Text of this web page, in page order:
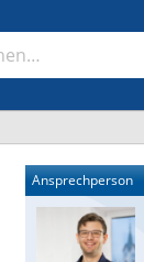
Ansprechperson